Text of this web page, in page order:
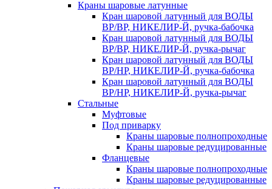
Краны шаровые латунные
Кран шаровой латунный для ВОДЫ
ВР/ВР, НИКЕЛИР-Й, ручка-бабочка
Кран шаровой латунный для ВОДЫ
ВР/ВР, НИКЕЛИР-Й, ручка-рычаг
Кран шаровой латунный для ВОДЫ
ВР/НР, НИКЕЛИР-Й, ручка-бабочка
Кран шаровой латунный для ВОДЫ
ВР/НР, НИКЕЛИР-Й, ручка-рычаг
Стальные
Муфтовые
Под приварку
Краны шаровые полнопроходные
Краны шаровые редуцированные
Фланцевые
Краны шаровые полнопроходные
Краны шаровые редуцированные